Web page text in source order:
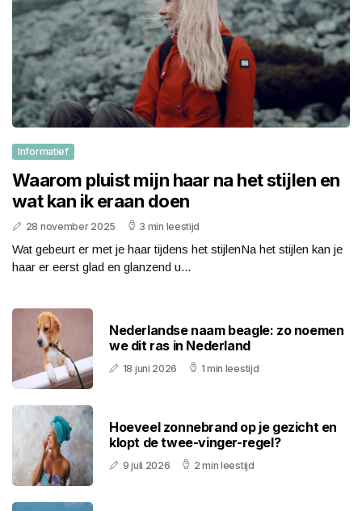
Informatief
Waarom pluist mijn haar na het stijlen en
wat kan ik eraan doen
28 november 2025 3 min leestijd
Wat gebeurt er met je haar tijdens het stijlenNa het stijlen kan je
haar er eerst glad en glanzend u...
Nederlandse naam beagle: zo noemen
we dit ras in Nederland
18 juni 2026 1 min leestijd
Hoeveel zonnebrand op je gezicht en
klopt de twee-vinger-regel?
9 juli 2026 2 min leestijd